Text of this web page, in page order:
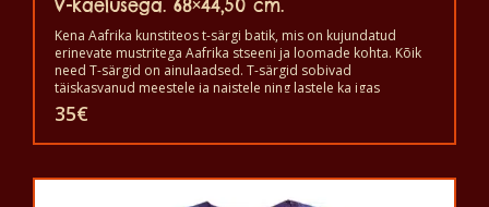
V-kaelusega. 68×44,50 cm.
Kena Aafrika kunstiteos t-särgi batik, mis on kujundatud
erinevate mustritega Aafrika stseeni ja loomade kohta. Kõik
need T-särgid on ainulaadsed. T-särgid sobivad
täiskasvanud meestele ja naistele ning lastele ka igas
suuruses. T-särki võib pesta pesumasinas 40°C juures. Ja ei
anna värvi välja. T-särk on 100% puuvillane.
35€